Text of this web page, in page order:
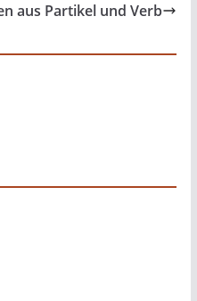
aus Partikel und Verb